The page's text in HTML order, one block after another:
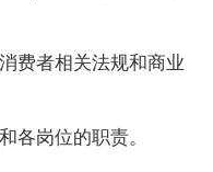
费者相关法规和商业
各岗位的职责。